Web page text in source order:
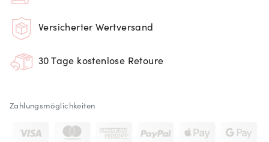
Versicherter Wertversand
30 Tage kostenlose Retoure
Zahlungsmöglichkeiten